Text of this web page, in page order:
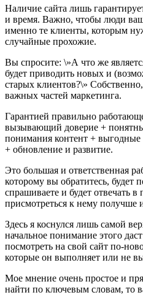
Наличие сайта лишь
и время. Важно, чтобы люди
именно те клиенты, которым
случайные прохожие.
Вы спросите: \»А что же
будет приводить новых и
старых клиентов?\»
важных частей маркетинга.
Гарантией правильно
вызывающий доверие +
понимания контент +
+ обновление и развитие.
Это большая и ответственная
которому вы обратитесь, будет
спрашиваете и будет отвечать
присмотреться к нему получше
Здесь я коснулся лишь самой
начальное понимание этого
посмотреть на свой сайт по-
которые он выполняет или не
Мое мнение очень простое и
найти по ключевым словам, то